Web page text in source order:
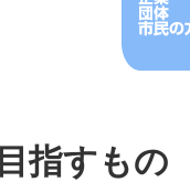
目指すもの